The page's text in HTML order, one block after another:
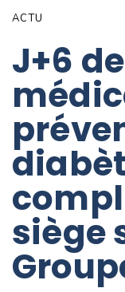
ACTU
J+6
siège